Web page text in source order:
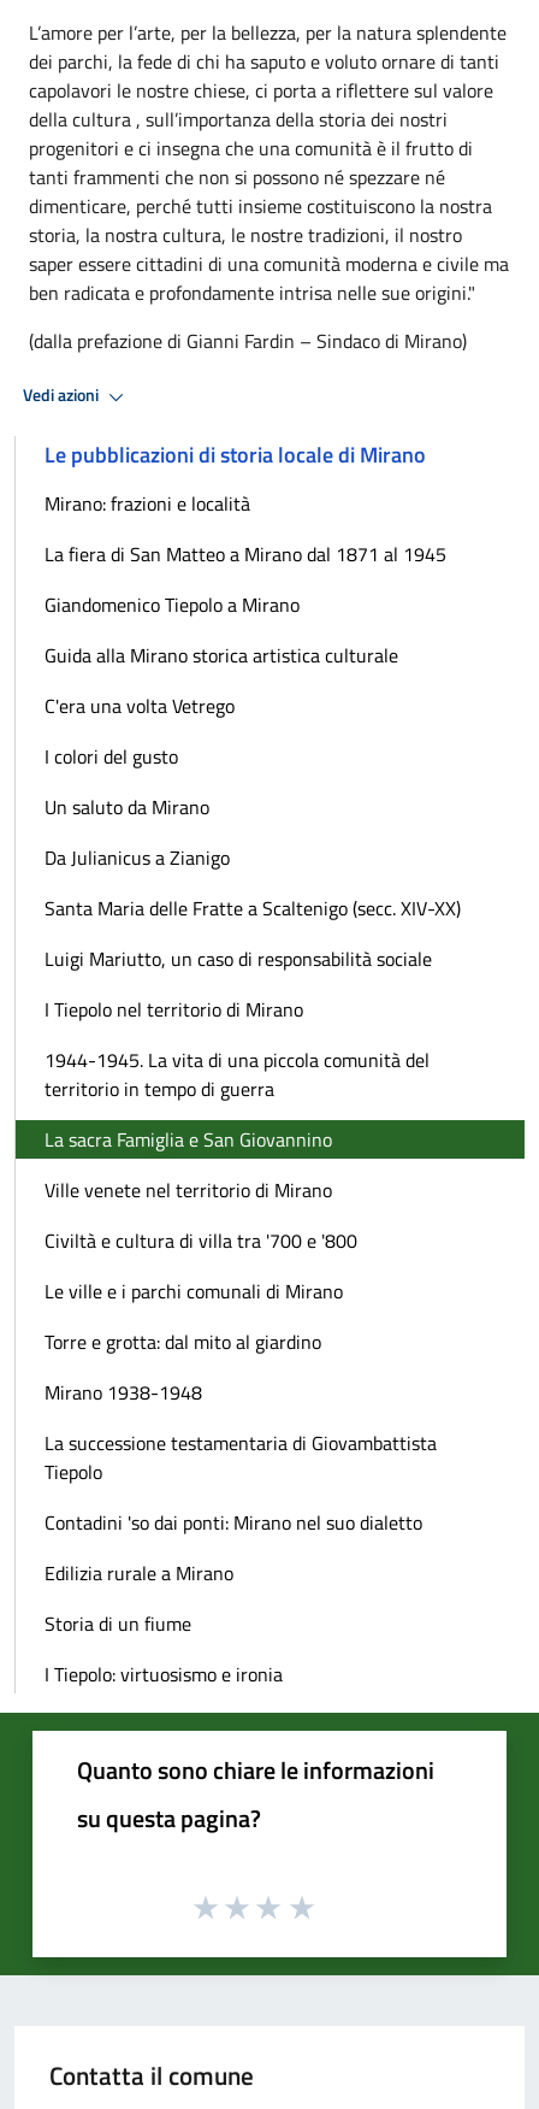
L’amore per l’arte, per la bellezza, per la natura splendente
dei parchi, la fede di chi ha saputo e voluto ornare di tanti
capolavori le nostre chiese, ci porta a riflettere sul valore
della cultura , sull’importanza della storia dei nostri
progenitori e ci insegna che una comunità è il frutto di
tanti frammenti che non si possono né spezzare né
dimenticare, perché tutti insieme costituiscono la nostra
storia, la nostra cultura, le nostre tradizioni, il nostro
saper essere cittadini di una comunità moderna e civile ma
ben radicata e profondamente intrisa nelle sue origini."
(dalla prefazione di Gianni Fardin – Sindaco di Mirano)
Vedi azioni
Le pubblicazioni di storia locale di Mirano
Mirano: frazioni e località
La fiera di San Matteo a Mirano dal 1871 al 1945
Giandomenico Tiepolo a Mirano
Guida alla Mirano storica artistica culturale
C'era una volta Vetrego
I colori del gusto
Un saluto da Mirano
Da Julianicus a Zianigo
Santa Maria delle Fratte a Scaltenigo (secc. XIV-XX)
Luigi Mariutto, un caso di responsabilità sociale
I Tiepolo nel territorio di Mirano
1944-1945. La vita di una piccola comunità del
territorio in tempo di guerra
La sacra Famiglia e San Giovannino
Ville venete nel territorio di Mirano
Civiltà e cultura di villa tra '700 e '800
Le ville e i parchi comunali di Mirano
Torre e grotta: dal mito al giardino
Mirano 1938-1948
La successione testamentaria di Giovambattista
Tiepolo
Contadini 'so dai ponti: Mirano nel suo dialetto
Edilizia rurale a Mirano
Storia di un fiume
I Tiepolo: virtuosismo e ironia
Quanto sono chiare le informazioni
su questa pagina?
Contatta il comune